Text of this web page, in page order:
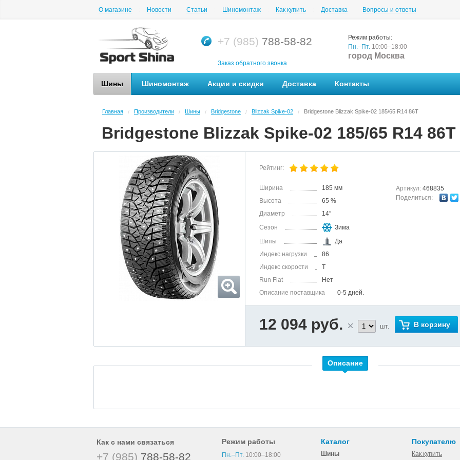
О магазине Новости Статьи Шиномонтаж Как купить Доставка Вопросы и ответы
+7 (985) 788-58-82
Заказ обратного звонка
Режим работы:
Пн.–Пт. 10:00–18:00
город Москва
Шины Шиномонтаж Акции и скидки Доставка Контакты
Главная / Производители / Шины / Bridgestone / Blizzak Spike-02 / Bridgestone Blizzak Spike-02 185/65 R14 86T
Bridgestone Blizzak Spike-02 185/65 R14 86T
Рейтинг:
Ширина
185 мм
Высота
65 %
Диаметр
14″
Сезон
Зима
Шипы
Да
Индекс нагрузки
86
Индекс скорости
T
Run Flat
Нет
Описание поставщика
0-5 дней.
Артикул: 468835
Поделиться:
12 094 руб. шт. В корзину
Описание
Как с нами связаться
+7 (985) 788-58-82
Режим работы
Пн.–Пт.10:00–18:00
Каталог
Шины
Покупателю
Как купить